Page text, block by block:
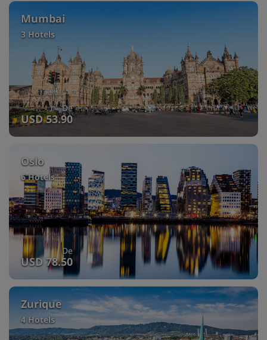
Mumbai
3 Hotels
De
USD 53.90
Oslo
6 Hotels
De
USD 78.50
Zurique
4 Hotels